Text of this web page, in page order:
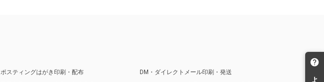
ポスティングはがき印刷・配布
DM・ダイレクトメール印刷・発送